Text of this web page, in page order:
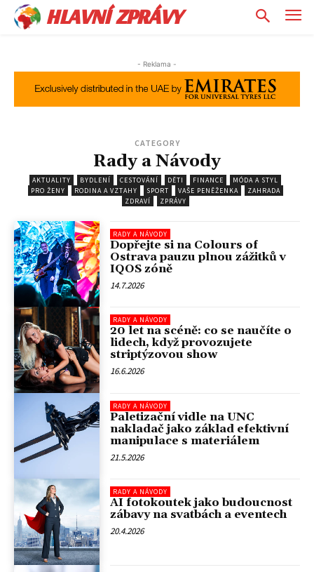
HLAVNÍ ZPRÁVY
- Reklama -
CATEGORY
Rady a Návody
AKTUALITY BYDLENÍ CESTOVÁNÍ DĚTI FINANCE
MÓDA A STYL
PRO ŽENY
RODINA A VZTAHY SPORT VAŠE PENĚŽENKA
ZAHRADA
ZDRAVÍ
ZPRÁVY
RADY A NÁVODY
Dopřejte si na Colours of
Ostrava pauzu plnou zážitků v
IQOS zóně
14.7.2026
RADY A NÁVODY
20 let na scéně: co se naučíte o
lidech, když provozujete
striptýzovou show
16.6.2026
RADY A NÁVODY
Paletizační vidle na UNC
nakladač jako základ efektivní
manipulace s materiálem
21.5.2026
RADY A NÁVODY
AI fotokoutek jako budoucnost
zábavy na svatbách a eventech
20.4.2026